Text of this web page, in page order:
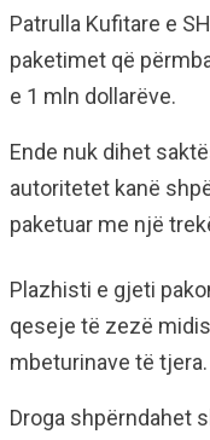
Patrulla Kufitare e
paketimet që
e 1 mln dollarëve.
Ende nuk dihet
autoritetet kanë
paketuar me një
Plazhisti e gjeti
qeseje të zezë
mbeturinave të tjera.
Droga shpërndahet